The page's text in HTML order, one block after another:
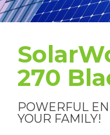
270
POWERFUL
YOUR FAMILY!